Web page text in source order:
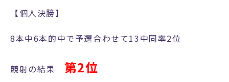
【個人決勝】
8本中6本的中で予選合わせて13中同率2位
競射の結果 第2位